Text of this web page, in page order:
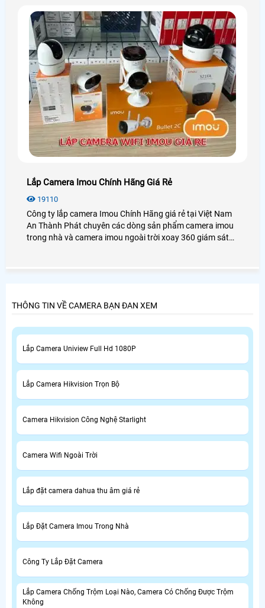
Lắp Camera Imou Chính Hãng Giá Rẻ
19110
Công ty lắp camera Imou Chính Hãng giá rẻ tại Việt Nam
An Thành Phát chuyên các dòng sản phẩm camera imou
trong nhà và camera imou ngoài trời xoay 360 giám sát
THÔNG TIN VỀ CAMERA BẠN ĐAN XEM
Lắp Camera Uniview Full Hd 1080P
Lắp Camera Hikvision Trọn Bộ
Camera Hikvision Công Nghệ Starlight
Camera Wifi Ngoài Trời
Lắp đặt camera dahua thu âm giá rẻ
Lắp Đặt Camera Imou Trong Nhà
Công Ty Lắp Đặt Camera
Lắp Camera Chống Trộm Loại Nào, Camera Có Chống Được Trộm
Không